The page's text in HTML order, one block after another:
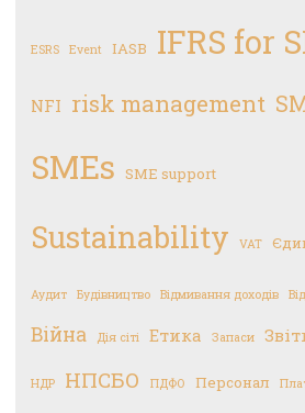
ESRS Event IASB IFRS for
NFI risk management
SMEs SME support
Sustainability VAT
Аудит Будівництво Відмивання доходів
Війна Дія сіті Етика Запаси
НДР НПСБО ПДФО Персонал